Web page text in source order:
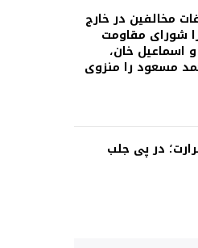
مخالفین در خارج
شورای مقاومت
اسماعیل خان،
مسعود را منزوی
در پی جلب